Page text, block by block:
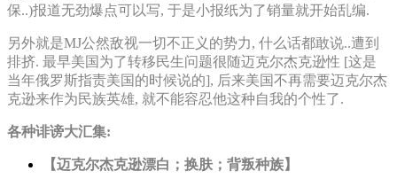
保..)报道无劲爆点可以写, 于是小报纸为了销量就开始乱编.
另外就是MJ公然敌视一切不正义的势力, 什么话都敢说..遭到
排挤. 最早美国为了转移民生问题很随迈克尔杰克逊性 [这是
当年俄罗斯指责美国的时候说的], 后来美国不再需要迈克尔杰
克逊来作为民族英雄, 就不能容忍他这种自我的个性了.
各种诽谤大汇集:
【迈克尔杰克逊漂白；换肤；背叛种族】